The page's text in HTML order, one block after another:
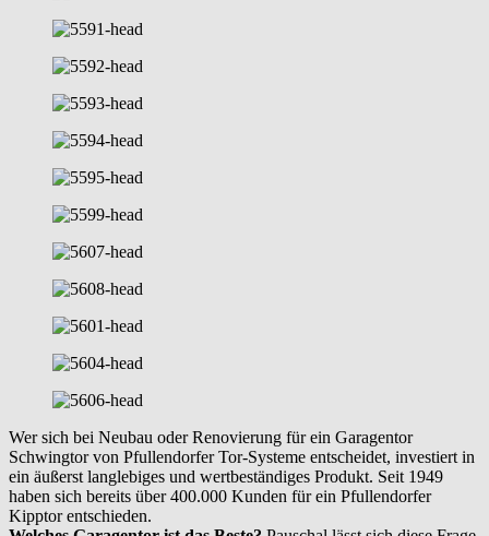
Wer sich bei Neubau oder Renovierung für ein Garagentor
Schwingtor von Pfullendorfer Tor-Systeme entscheidet, investiert in
ein äußerst langlebiges und wertbeständiges Produkt. Seit 1949
haben sich bereits über 400.000 Kunden für ein Pfullendorfer
Kipptor entschieden.